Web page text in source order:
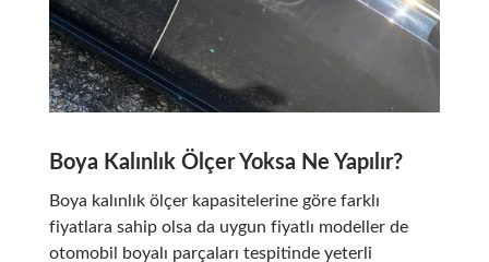
Boya Kalınlık Ölçer Yoksa Ne Yapılır?
Boya kalınlık ölçer kapasitelerine göre farklı
fiyatlara sahip olsa da uygun fiyatlı modeller de
otomobil boyalı parçaları tespitinde yeterli